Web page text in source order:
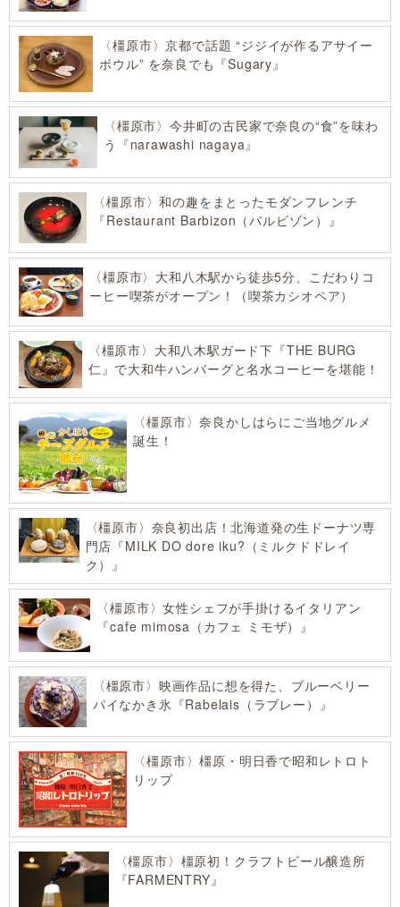
〈橿原市〉京都で話題 “ジジイが作るアサイー
ボウル” を奈良でも『Sugary』
〈橿原市〉今井町の古民家で奈良の“食”を味わ
う『narawashi nagaya』
〈橿原市〉和の趣をまとったモダンフレンチ
『Restaurant Barbizon（バルビゾン）』
〈橿原市〉大和八木駅から徒歩5分、こだわりコ
ーヒー喫茶がオープン！（喫茶カシオペア）
〈橿原市〉大和八木駅ガード下『THE BURG
仁』で大和牛ハンバーグと名水コーヒーを堪能！
〈橿原市〉奈良かしはらにご当地グルメ
誕生！
〈橿原市〉奈良初出店！北海道発の生ドーナツ専
門店『MILK DO dore iku?（ミルクドドレイ
ク）』
〈橿原市〉女性シェフが手掛けるイタリアン
『cafe mimosa（カフェ ミモザ）』
〈橿原市〉映画作品に想を得た、ブルーベリー
パイなかき氷『Rabelais（ラブレー）』
〈橿原市〉橿原・明日香で昭和レトロト
リップ
〈橿原市〉橿原初！クラフトビール醸造所
『FARMENTRY』